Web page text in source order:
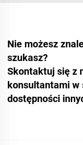
Nie możesz
szukasz?
Skontaktuj się z
konsultantami w
dostępności